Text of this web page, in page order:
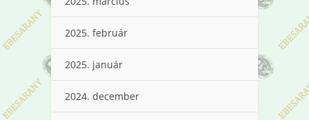
2025. február
2025. január
2024. december